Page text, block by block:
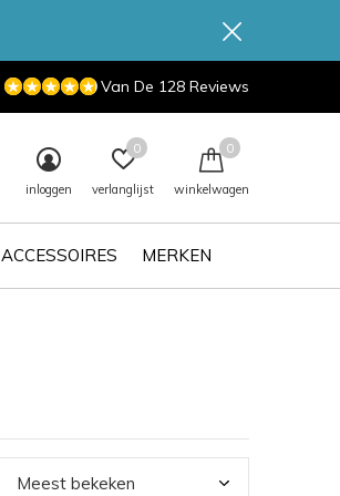
ACCESSOIRES MERKEN
inloggen verlanglijst
0
winkelwagen
0
Van De 128 Reviews